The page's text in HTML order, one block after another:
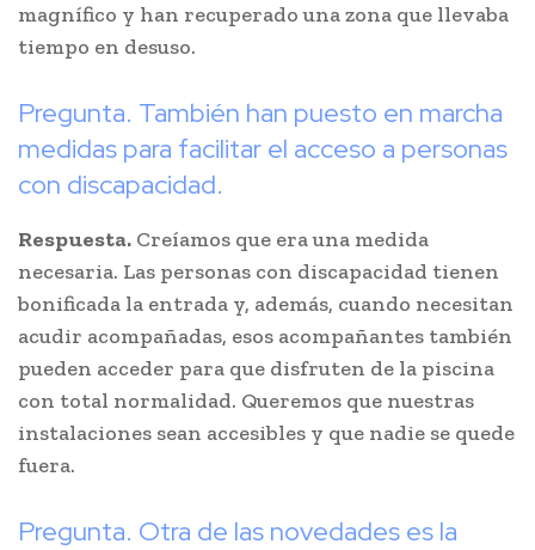
magnífico y han recuperado una zona que llevaba
tiempo en desuso.
Pregunta. También han puesto en marcha
medidas para facilitar el acceso a personas
con discapacidad.
Respuesta. Creíamos que era una medida
necesaria. Las personas con discapacidad tienen
bonificada la entrada y, además, cuando necesitan
acudir acompañadas, esos acompañantes también
pueden acceder para que disfruten de la piscina
con total normalidad. Queremos que nuestras
instalaciones sean accesibles y que nadie se quede
fuera.
Pregunta. Otra de las novedades es la